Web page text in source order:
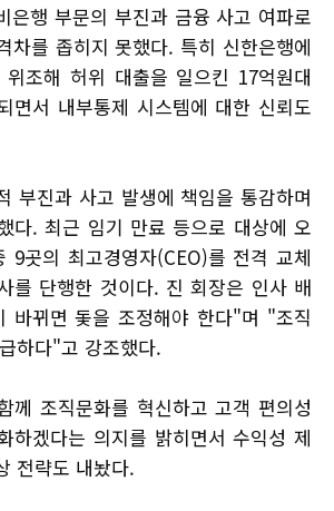
은행 부문의 부진과 금융 사고 여파로
차를 좁히지 못했다. 특히 신한은행에
조해 허위 대출을 일으킨 17억원대
면서 내부통제 시스템에 대한 신뢰도
부진과 사고 발생에 책임을 통감하며
다. 최근 임기 만료 등으로 대상에 오
9곳의 최고경영자(CEO)를 전격 교체
를 단행한 것이다. 진 회장은 인사 배
바뀌면 돛을 조정해야 한다"며 "조직
하다"고 강조했다​.
께 조직문화를 혁신하고 고객 편의성
하겠다는 의지를 밝히면서 수익성 제
전략도 내놨다.